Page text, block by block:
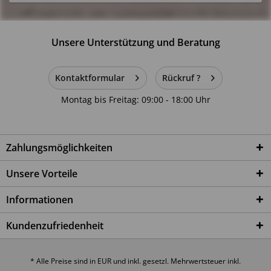
Funktion verwenden.
5. Montage und regelmäßige Kontrolle
durchführen.
Schraubverbindungen und tragende Elemente regelmäßig
auf festen Sitz überprüfen.
Veränderungen oder bauliche Modifikationen am Produkt
6. Glas- und Verletzungsrisiken
Glasflächen nicht überlasten oder Stoßeinwirkungen
aussetzen.
Extreme Temperaturunterschiede vermeiden.
Beim Schließen von Türen und Schubladen auf Hände und
Finger achten.
7. Kleinteile
Achtung: Kleinteile können verschluckt werden.
Unsere Unterstützung und Beratung
Kontaktformular
Rückruf ?
Montag bis Freitag: 09:00 - 18:00 Uhr
Zahlungsmöglichkeiten
Unsere Vorteile
Informationen
Kundenzufriedenheit
* Alle Preise sind in EUR und inkl. gesetzl. Mehrwertsteuer inkl.